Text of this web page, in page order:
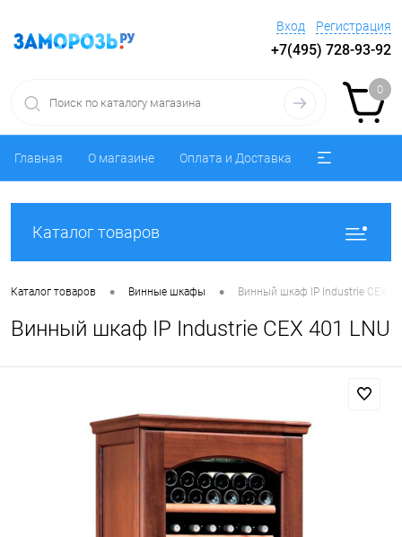
Вход Регистрация
+7(495) 728-93-92
0
Главная О магазине Оплата и Доставка
Каталог товаров
Каталог товаров • Винные шкафы • Винный шкаф IP Industrie CEX
Винный шкаф IP Industrie CEX 401 LNU